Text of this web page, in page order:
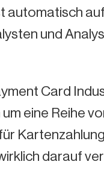
automatisch auf
und
Card
eine Reihe
darauf